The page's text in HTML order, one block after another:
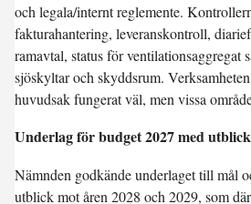
och legala/internt reglemente.
fakturahantering, leveranskontroll,
ramavtal, status för ventilationsaggregat
sjöskyltar och skyddsrum.
huvudsak fungerat väl, men vissa
Underlag för budget 2027 med
Nämnden godkände underlaget till mål
utblick mot åren 2028 och 2029, som